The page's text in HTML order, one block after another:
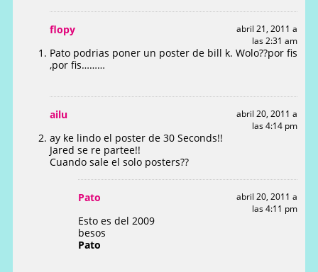
flopy
abril 21, 2011 a
las 2:31 am
Pato podrias poner un poster de bill k. Wolo??por fis
,por fis………
ailu
abril 20, 2011 a
las 4:14 pm
ay ke lindo el poster de 30 Seconds!!
Jared se re partee!!
Cuando sale el solo posters??
Pato
abril 20, 2011 a
las 4:11 pm
Esto es del 2009
besos
Pato